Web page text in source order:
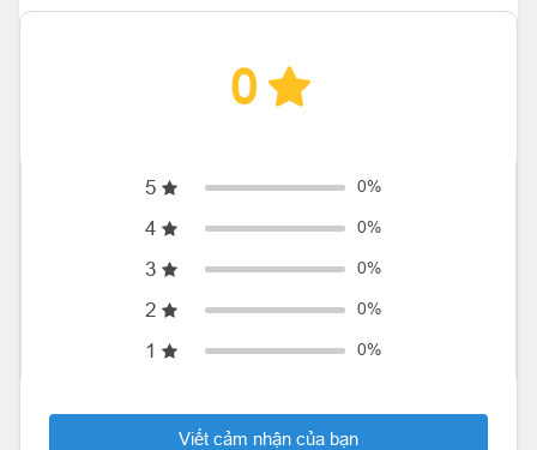
0
5 0%
4 0%
3 0%
2 0%
1 0%
Viết cảm nhận của bạn